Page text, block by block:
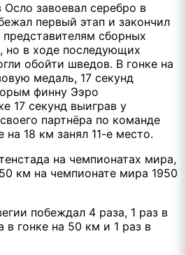
завоевал серебро в
первый этап и закончил
сборных
в ходе последующих
обойти шведов. В гонке на
медаль, 17 секунд
финну Ээро
17 секунд выиграв у
партнёра по команде
на 18 км занял 11-е место.
на чемпионатах мира,
км на чемпионате мира 1950
побеждал 4 раза, 1 раз в
в гонке на 50 км и 1 раз в